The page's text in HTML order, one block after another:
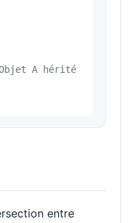
A hérité
entre